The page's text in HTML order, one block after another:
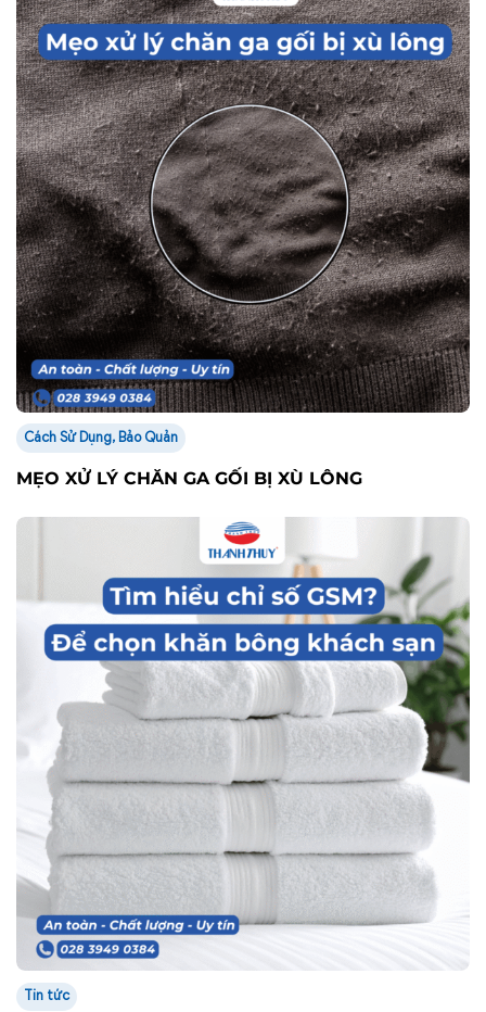
Cách Sử Dụng, Bảo Quản
MẸO XỬ LÝ CHĂN GA GỐI BỊ XÙ LÔNG
Tin tức